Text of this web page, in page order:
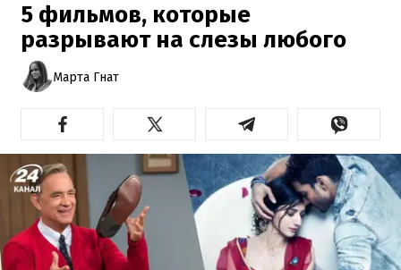
5 фильмов, которые
разрывают на слезы любого
Марта Гнат